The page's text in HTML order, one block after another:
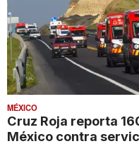
MÉXICO
Cruz Roja reporta
México contra